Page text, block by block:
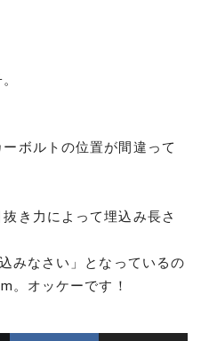
ボルトの位置が間違って
き力によって埋込み長さ
みなさい」となっているの
。オッケーです！